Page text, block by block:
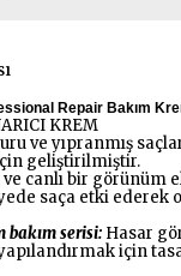
Repair Bakım
KREM
ve yıpranmış
geliştirilmiştir.
canlı bir görünüm
saça etki ederek
bakım serisi: Hasar
için